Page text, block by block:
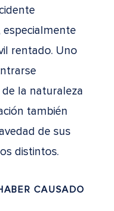
rentado. Uno
la naturaleza
también
de sus
distintos.
CAUSADO